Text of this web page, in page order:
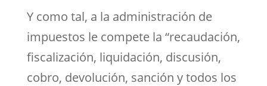
Y como tal, a la administración de
impuestos le compete la “recaudación,
fiscalización, liquidación, discusión,
cobro, devolución, sanción y todos los